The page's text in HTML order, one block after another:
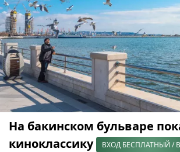
На бакинском бульваре
киноклассику
ВХОД БЕСПЛАТНЫЙ /